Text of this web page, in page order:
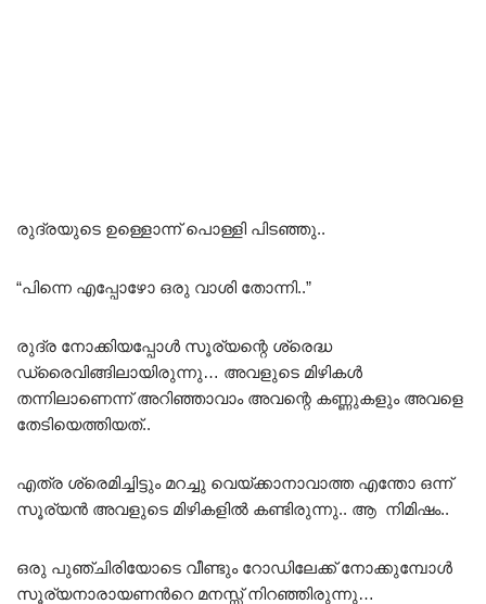
രുദ്രയുടെ ഉള്ളൊന്ന് പൊള്ളി പിടഞ്ഞു..
“പിന്നെ എപ്പോഴോ ഒരു വാശി തോന്നി..”
രുദ്ര നോക്കിയപ്പോൾ സൂര്യന്റെ ശ്രെദ്ധ
ഡ്രൈവിങ്ങിലായിരുന്നു… അവളുടെ മിഴികൾ
തന്നിലാണെന്ന് അറിഞ്ഞാവാം അവന്റെ കണ്ണുകളും അവളെ
തേടിയെത്തിയത്..
എത്ര ശ്രെമിച്ചിട്ടും മറച്ചു വെയ്ക്കാനാവാത്ത എന്തോ ഒന്ന്
സൂര്യൻ അവളുടെ മിഴികളിൽ കണ്ടിരുന്നു.. ആ നിമിഷം..
ഒരു പുഞ്ചിരിയോടെ വീണ്ടും റോഡിലേക്ക് നോക്കുമ്പോൾ
സൂര്യനാരായണൻറെ മനസ്സ് നിറഞ്ഞിരുന്നു…